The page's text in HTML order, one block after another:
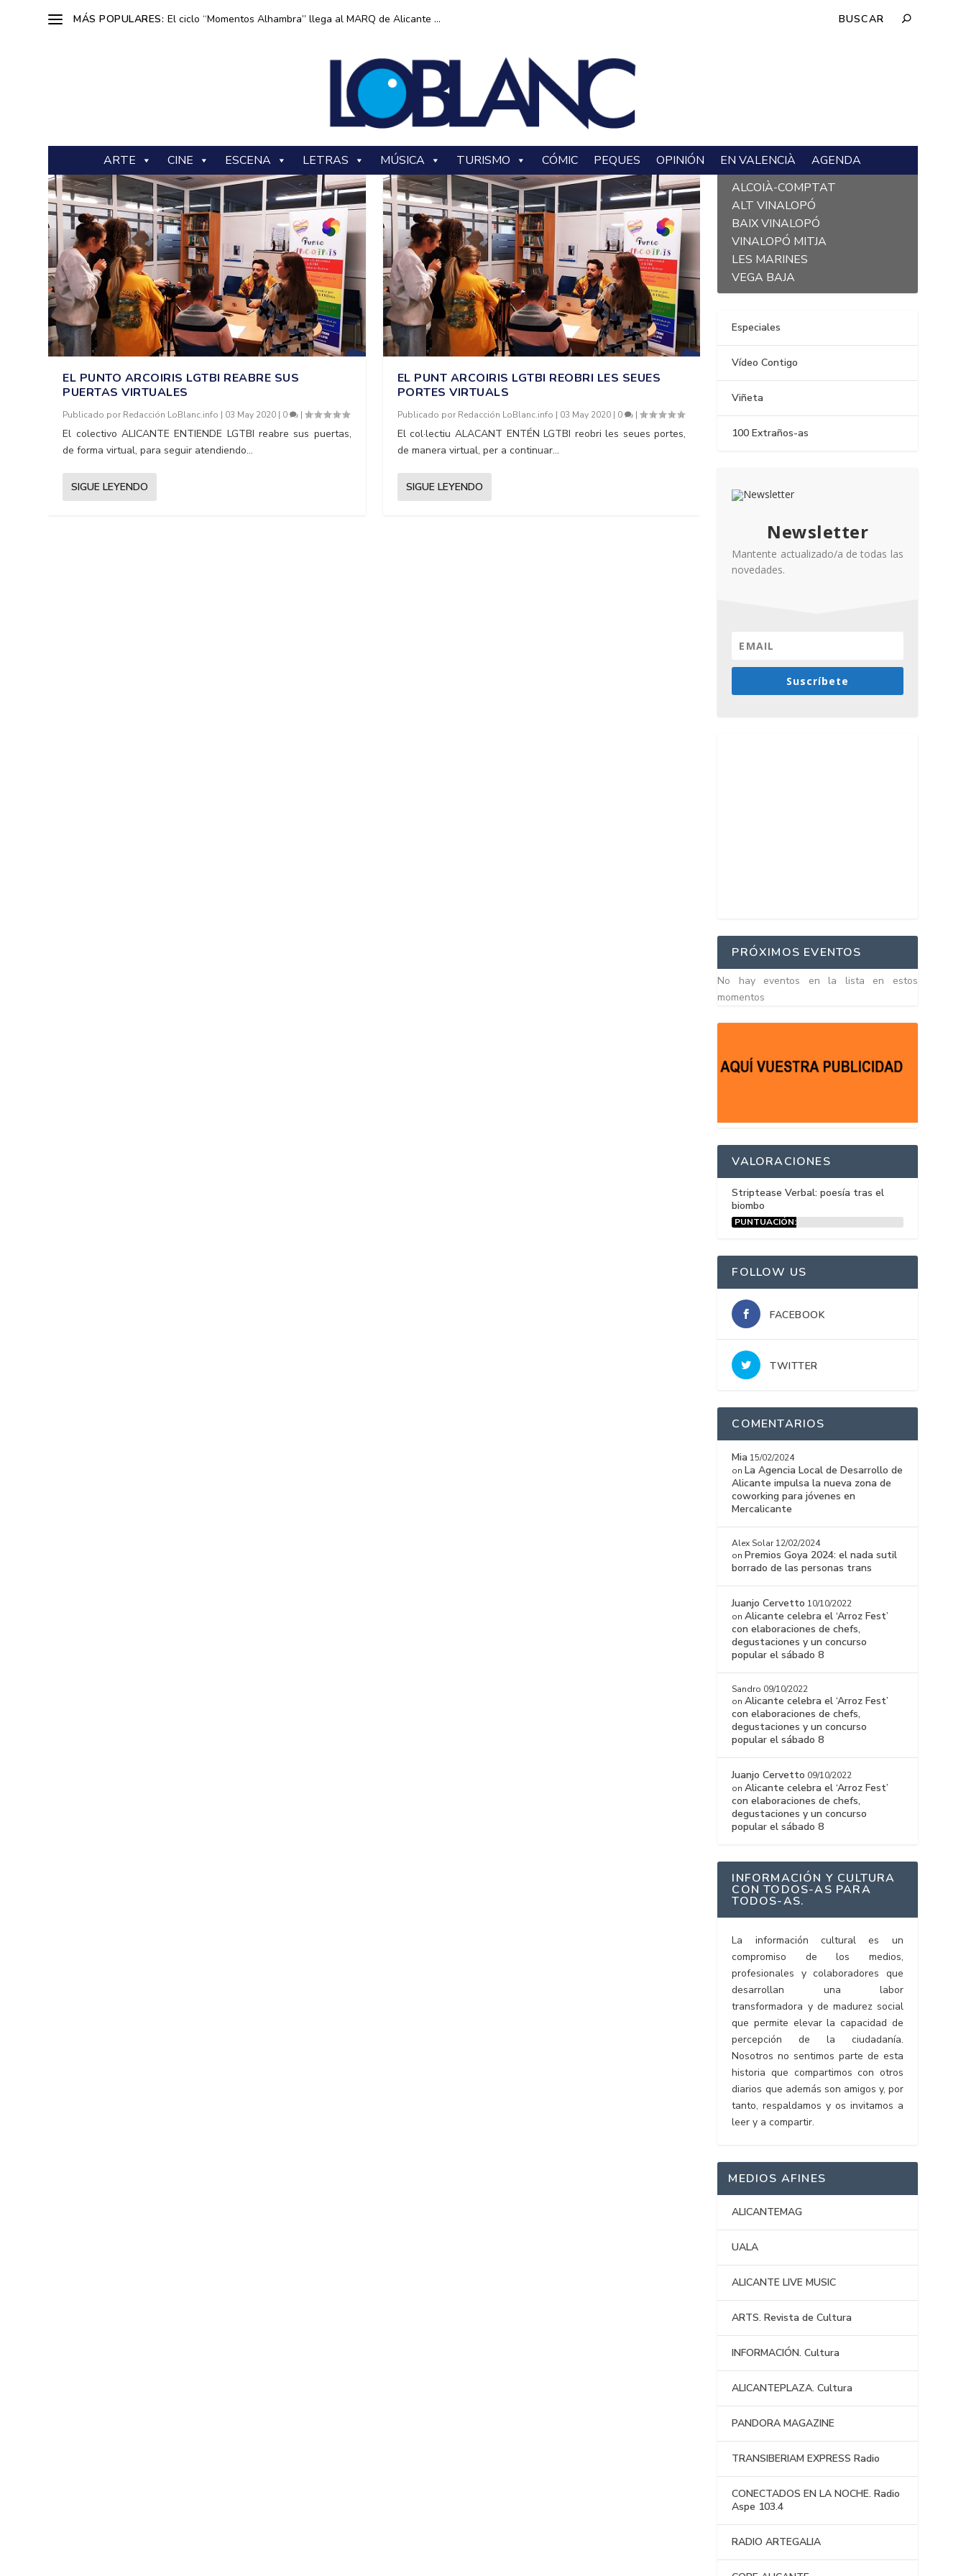
MÁS POPULARES: El ciclo “Momentos Alhambra” llega al MARQ de Alicante ...
ARTE CINE ESCENA LETRAS MÚSICA TURISMO CÓMIC PEQUES OPINIÓN EN VALENCIÀ AGENDA
EL PUNTO ARCOIRIS LGTBI REABRE SUS
PUERTAS VIRTUALES
Publicado por Redacción LoBlanc.info | 03 May 2020 | 0 |
El colectivo ALICANTE ENTIENDE LGTBI reabre sus puertas,
de forma virtual, para seguir atendiendo...
SIGUE LEYENDO
EL PUNT ARCOIRIS LGTBI REOBRI LES SEUES
PORTES VIRTUALS
Publicado por Redacción LoBlanc.info | 03 May 2020| 0 |
El col·lectiu ALACANT ENTÉN LGTBI reobri les seues portes,
de manera virtual, per a continuar...
SIGUE LEYENDO
L´ALACANTÍ
ALCOIÀ-COMPTAT
ALT VINALOPÓ
BAIX VINALOPÓ
VINALOPÓ MITJA
LES MARINES
VEGA BAJA
Especiales
Vídeo Contigo
Viñeta
100 Extraños-as
Newsletter
Mantente actualizado/a de todas las
novedades.
Suscríbete
PRÓXIMOS EVENTOS
No hay eventos en la lista en estos
momentos
VALORACIONES
Striptease Verbal: poesía tras el
biombo
PUNTUACIÓN:
FOLLOW US
FACEBOOK
TWITTER
COMENTARIOS
Mia 15/02/2024
on La Agencia Local de Desarrollo de
Alicante impulsa la nueva zona de
coworking para jóvenes en
Mercalicante
Alex Solar 12/02/2024
on Premios Goya 2024: el nada sutil
borrado de las personas trans
Juanjo Cervetto 10/10/2022
onAlicante celebra el ‘Arroz Fest’
con elaboraciones de chefs,
degustaciones y un concurso
popular el sábado 8
Sandro 09/10/2022
onAlicante celebra el ‘Arroz Fest’
con elaboraciones de chefs,
degustaciones y un concurso
popular el sábado 8
Juanjo Cervetto 09/10/2022
onAlicante celebra el ‘Arroz Fest’
con elaboraciones de chefs,
degustaciones y un concurso
popular el sábado 8
INFORMACIÓN Y CULTURA
CON TODOS-AS PARA
TODOS-AS.
La información cultural es un
compromiso de los medios,
profesionales y colaboradores que
desarrollan una labor
transformadora y de madurez social
que permite elevar la capacidad de
percepción de la ciudadanía.
Nosotros no sentimos parte de esta
historia que compartimos con otros
diarios que además son amigos y, por
tanto, respaldamos y os invitamos a
leer y a compartir.
MEDIOS AFINES
ALICANTEMAG
UALA
ALICANTE LIVE MUSIC
ARTS. Revista de Cultura
INFORMACIÓN. Cultura
ALICANTEPLAZA. Cultura
PANDORA MAGAZINE
TRANSIBERIAM EXPRESS Radio
CONECTADOS EN LA NOCHE. Radio
Aspe 103.4
RADIO ARTEGALIA